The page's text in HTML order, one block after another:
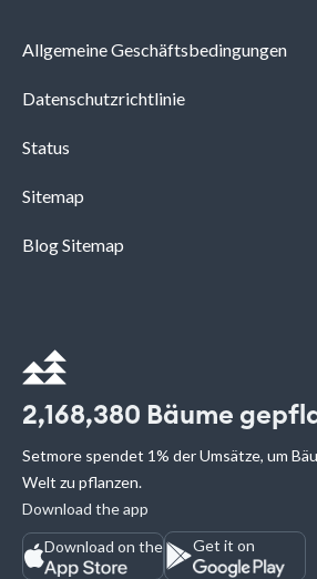
Allgemeine Geschäftsbedingungen
Datenschutzrichtlinie
Status
Sitemap
Blog Sitemap
2,168,380 Bäume
Setmore spendet 1% der Umsätze, um
Welt zu pflanzen.
Download the app
Download on the
Get it on